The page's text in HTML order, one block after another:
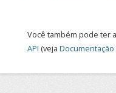
Você também pode ter
API (veja Documentação